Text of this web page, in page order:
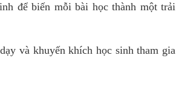
để biến mỗi bài học thành một trải
và khuyến khích học sinh tham gia